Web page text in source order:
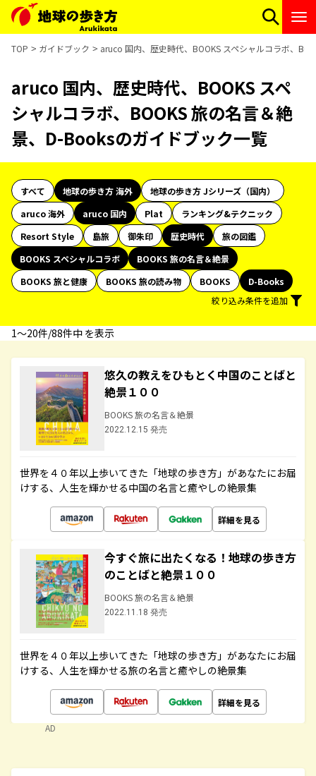
TOP ガイドブック aruco 国内、歴史時代、BOOKS スペシャルコラボ、
aruco 国内、歴史時代、BOOKS スペ
シャルコラボ、BOOKS 旅の名言＆絶
景、D-Booksのガイドブック一覧
すべて 地球の歩き方 海外
地球の歩き方 Jシリーズ（国内）
aruco 海外
aruco 国内 Plat
ランキング&テクニック
Resort Style
島旅 御朱印 歴史時代
旅の図鑑
BOOKS スペシャルコラボ
BOOKS 旅の名言＆絶景
BOOKS 旅と健康
BOOKS 旅の読み物 BOOKS
D-Books
絞り込み条件を追加
1〜20件/88件中 を表示
悠久の教えをひもとく中国のことばと
絶景１００
BOOKS 旅の名言＆絶景
2022.12.15 発売
世界を４０年以上歩いてきた「地球の歩き方」があなたにお届
けする、人生を輝かせる中国の名言と癒やしの絶景集
詳細を見る
今すぐ旅に出たくなる！地球の歩き方
のことばと絶景１００
BOOKS 旅の名言＆絶景
2022.11.18 発売
世界を４０年以上歩いてきた「地球の歩き方」があなたにお届
けする、人生を輝かせる旅の名言と癒やしの絶景集
詳細を見る
AD